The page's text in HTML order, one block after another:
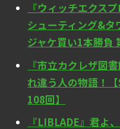
『ウィッチエクス
シューティング&
ジャケ買い1本勝負
『市立カクレザ図
れ違う人の物語！
108回】
『LIBLADE』君よ